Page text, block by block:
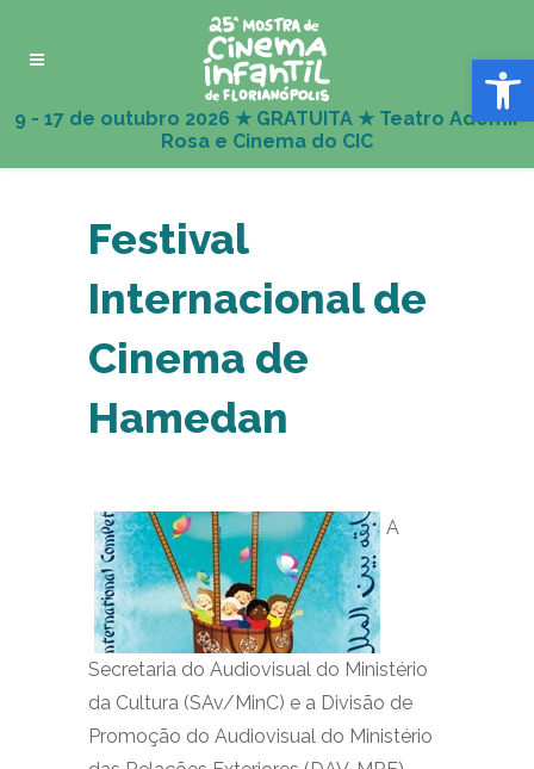
Abrir
Festival
Internacional de
Cinema de
Hamedan
A
Secretaria do Audiovisual do Ministério
da Cultura (SAv/MinC) e a Divisão de
Promoção do Audiovisual do Ministério